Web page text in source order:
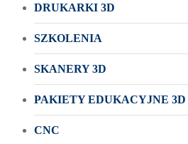
DRUKARKI 3D
SZKOLENIA
SKANERY 3D
PAKIETY EDUKACYJNE
CNC